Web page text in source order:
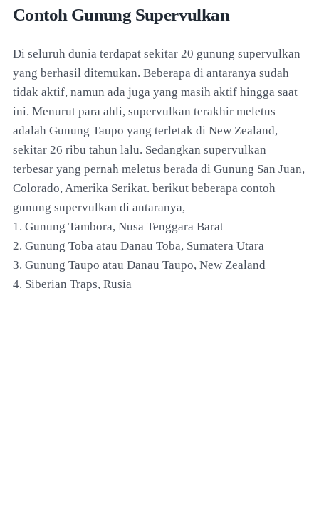
Contoh Gunung Supervulkan
Di seluruh dunia terdapat sekitar 20 gunung supervulkan
yang berhasil ditemukan. Beberapa di antaranya sudah
tidak aktif, namun ada juga yang masih aktif hingga saat
ini. Menurut para ahli, supervulkan terakhir meletus
adalah Gunung Taupo yang terletak di New Zealand,
sekitar 26 ribu tahun lalu. Sedangkan supervulkan
terbesar yang pernah meletus berada di Gunung San Juan,
Colorado, Amerika Serikat. berikut beberapa contoh
gunung supervulkan di antaranya,
1. Gunung Tambora, Nusa Tenggara Barat
2. Gunung Toba atau Danau Toba, Sumatera Utara
3. Gunung Taupo atau Danau Taupo, New Zealand
4. Siberian Traps, Rusia